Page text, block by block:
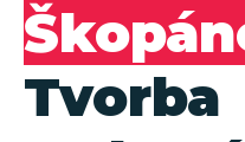
Tvorba